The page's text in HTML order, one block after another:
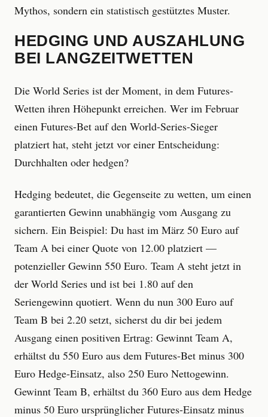
Mythos, sondern ein statistisch gestütztes Muster.
HEDGING UND AUSZAHLUNG
BEI LANGZEITWETTEN
Die World Series ist der Moment, in dem Futures-
Wetten ihren Höhepunkt erreichen. Wer im Februar
einen Futures-Bet auf den World-Series-Sieger
platziert hat, steht jetzt vor einer Entscheidung:
Durchhalten oder hedgen?
Hedging bedeutet, die Gegenseite zu wetten, um einen
garantierten Gewinn unabhängig vom Ausgang zu
sichern. Ein Beispiel: Du hast im März 50 Euro auf
Team A bei einer Quote von 12.00 platziert —
potenzieller Gewinn 550 Euro. Team A steht jetzt in
der World Series und ist bei 1.80 auf den
Seriengewinn quotiert. Wenn du nun 300 Euro auf
Team B bei 2.20 setzt, sicherst du dir bei jedem
Ausgang einen positiven Ertrag: Gewinnt Team A,
erhältst du 550 Euro aus dem Futures-Bet minus 300
Euro Hedge-Einsatz, also 250 Euro Nettogewinn.
Gewinnt Team B, erhältst du 360 Euro aus dem Hedge
minus 50 Euro ursprünglicher Futures-Einsatz minus